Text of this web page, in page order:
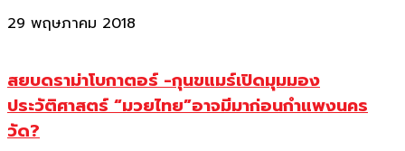
29 พฤษภาคม 2018
สยบดราม่าโบกาตอร์ -กุนขแมร์เปิดมุมมอง
ประวัติศาสตร์ “มวยไทย”อาจมีมาก่อนกำแพงนคร
วัด?